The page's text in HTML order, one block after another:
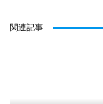
関連記事